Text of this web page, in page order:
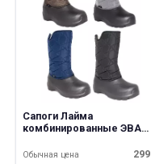
Сапоги Лайма
комбинированные ЭВА
299
Обычная цена